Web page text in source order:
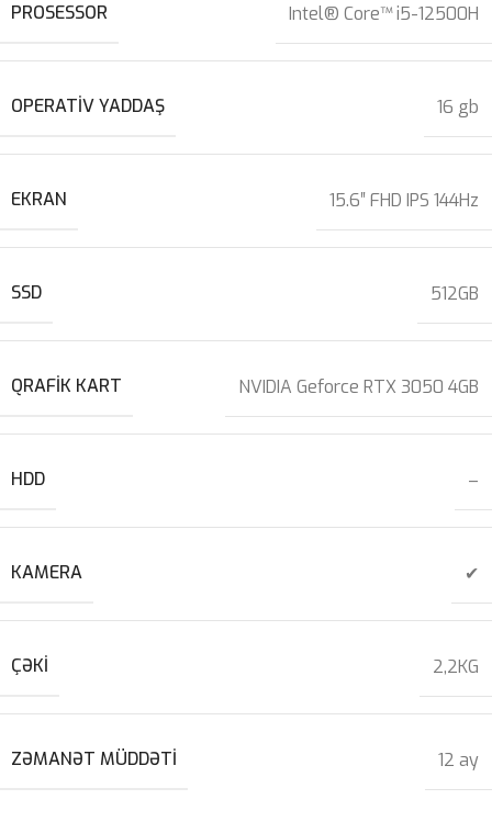
PROSESSOR Intel® Core™ i5-12500H
OPERATIV YADDAŞ 16 gb
EKRAN 15.6″ FHD IPS 144Hz
SSD 512GB
QRAFIK KART NVIDIA Geforce RTX 3050 4GB
HDD –
KAMERA ✔
ÇƏKI 2,2KG
ZƏMANƏT MÜDDƏTI 12 ay